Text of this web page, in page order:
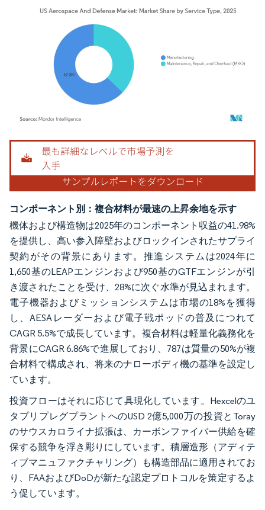
画像 © Mordor Intelligence。再利用にはCC BY 4.0の表示が必要です。
コンポーネント別：複合材料が最速の上昇余地を示す
機体および構造物は2025年のコンポーネント収益の41.98%
を提供し、高い参入障壁およびロックインされたサプライ
契約がその背景にあります。推進システムは2024年に
1,650基のLEAPエンジンおよび950基のGTFエンジンが引
き渡されたことを受け、28%に次ぐ水準が見込まれます。
電子機器およびミッションシステムは市場の18%を獲得
し、AESAレーダーおよび電子戦ポッドの普及につれて
CAGR 5.5%で成長しています。複合材料は軽量化義務化を
背景にCAGR 6.86%で進展しており、787は質量の50%が複
合材料で構成され、将来のナローボディ機の基準を設定し
ています。
投資フローはそれに応じて具現化しています。Hexcelのユ
タプリプレグプラントへのUSD 2億5,000万の投資とToray
のサウスカロライナ拡張は、カーボンファイバー供給を確
保する競争を浮き彫りにしています。積層造形（アディテ
ィブマニュファクチャリング）も構造部品に適用されてお
り、FAAおよびDoDが新たな認定プロトコルを策定するよ
う促しています。